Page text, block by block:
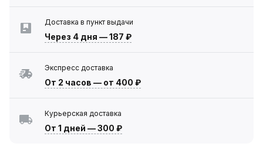
Доставка в пункт выдачи
Через 4 дня —187 ₽
Экспресс доставка
От 2 часов — от 400 ₽
Курьерская доставка
От 1 дней —300 ₽